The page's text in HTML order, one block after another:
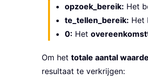
opzoek_bereik: Het
te_tellen_bereik: Het
0: Het
Om het totale aantal
resultaat te verkrijgen: